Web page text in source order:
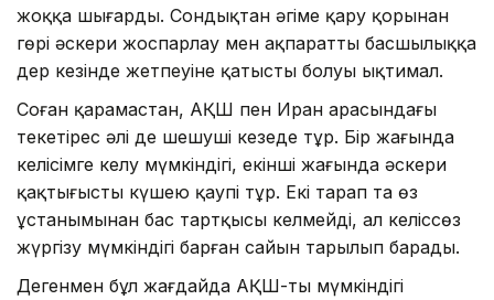
жоққа шығарды. Сондықтан әңгіме қару қорынан
гөрі әскери жоспарлау мен ақпараттың басшылыққа
дер кезінде жетпеуіне қатысты болуы ықтимал.
Соған қарамастан, АҚШ пен Иран арасындағы
текетірес әлі де шешуші кезеңде тұр. Бір жағында
келісімге келу мүмкіндігі, екінші жағында әскери
қақтығыстың күшею қаупі тұр. Екі тарап та өз
ұстанымынан бас тартқысы келмейді, ал келіссөз
жүргізу мүмкіндігі барған сайын тарылып барады.
Дегенмен бұл жағдайда АҚШ-тың мүмкіндігі